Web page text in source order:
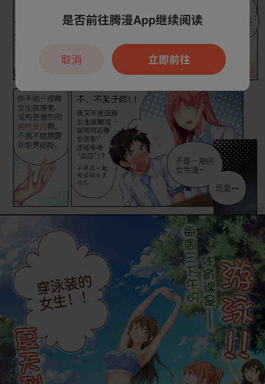
是否前往腾漫App继续阅读
立即前往
取消